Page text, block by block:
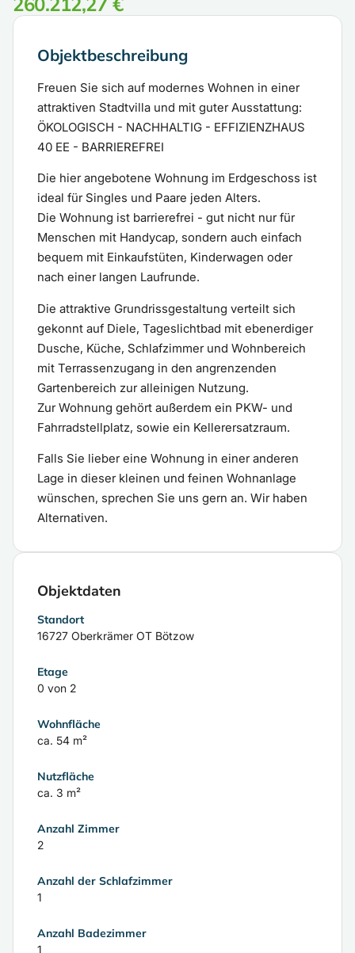
Objektbeschreibung
Freuen Sie sich auf modernes Wohnen in einer
attraktiven Stadtvilla und mit guter Ausstattung:
ÖKOLOGISCH - NACHHALTIG - EFFIZIENZHAUS
40 EE - BARRIEREFREI
Die hier angebotene Wohnung im Erdgeschoss ist
ideal für Singles und Paare jeden Alters.
Die Wohnung ist barrierefrei - gut nicht nur für
Menschen mit Handycap, sondern auch einfach
bequem mit Einkaufstüten, Kinderwagen oder
nach einer langen Laufrunde.
Die attraktive Grundrissgestaltung verteilt sich
gekonnt auf Diele, Tageslichtbad mit ebenerdiger
Dusche, Küche, Schlafzimmer und Wohnbereich
mit Terrassenzugang in den angrenzenden
Gartenbereich zur alleinigen Nutzung.
Zur Wohnung gehört außerdem ein PKW- und
Fahrradstellplatz, sowie ein Kellerersatzraum.
Falls Sie lieber eine Wohnung in einer anderen
Lage in dieser kleinen und feinen Wohnanlage
wünschen, sprechen Sie uns gern an. Wir haben
Alternativen.
Objektdaten
Standort
16727 Oberkrämer OT Bötzow
Etage
0 von 2
Wohnfläche
ca. 54 m²
Nutzfläche
ca. 3 m²
Anzahl Zimmer
2
Anzahl der Schlafzimmer
1
Anzahl Badezimmer
1